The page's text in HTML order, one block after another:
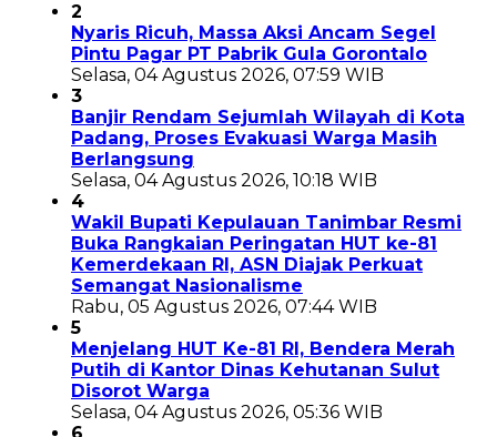
2
Nyaris Ricuh, Massa Aksi Ancam Segel
Pintu Pagar PT Pabrik Gula Gorontalo
Selasa, 04 Agustus 2026, 07:59 WIB
3
Banjir Rendam Sejumlah Wilayah di Kota
Padang, Proses Evakuasi Warga Masih
Berlangsung
Selasa, 04 Agustus 2026, 10:18 WIB
4
Wakil Bupati Kepulauan Tanimbar Resmi
Buka Rangkaian Peringatan HUT ke-81
Kemerdekaan RI, ASN Diajak Perkuat
Semangat Nasionalisme
Rabu, 05 Agustus 2026, 07:44 WIB
5
Menjelang HUT Ke-81 RI, Bendera Merah
Putih di Kantor Dinas Kehutanan Sulut
Disorot Warga
Selasa, 04 Agustus 2026, 05:36 WIB